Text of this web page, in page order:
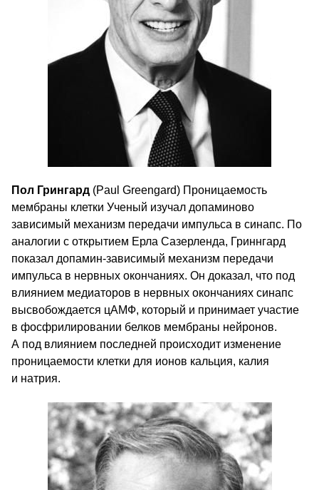
Пол Грингард (Paul Greengard) Проницаемость
мембраны клетки Ученый изучал допаминово
зависимый механизм передачи импульса в синапс. По
аналогии с открытием Ерла Сазерленда, Гриннгард
показал допамин-зависимый механизм передачи
импульса в нервных окончаниях. Он доказал, что под
влиянием медиаторов в нервных окончаниях синапс
высвобождается цАМФ, который и принимает участие
в фосфрилировании белков мембраны нейронов.
А под влиянием последней происходит изменение
проницаемости клетки для ионов кальция, калия
и натрия.